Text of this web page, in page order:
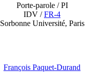
Porte-parole / PI
IDV /FR-4
Sorbonne Université, Paris
François Paquet-Durand